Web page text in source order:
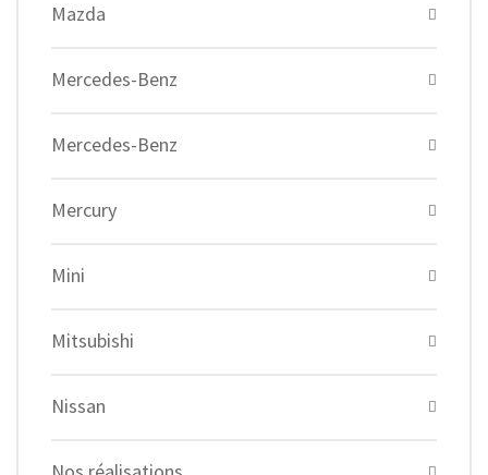
Mazda
Mercedes-Benz
Mercedes-Benz
Mercury
Mini
Mitsubishi
Nissan